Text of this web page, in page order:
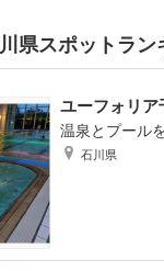
県スポットラン
ユーフォリア
温泉とプール
石川県